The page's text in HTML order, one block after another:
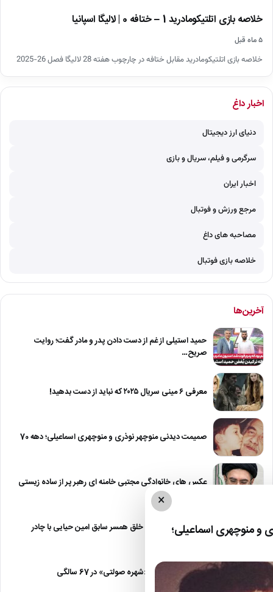
خلاصه بازی اتلتیکومادرید 1 – ختافه 0 | لالیگا اسپانیا
۵ ماه قبل
خلاصه بازی اتلتیکومادرید مقابل ختافه در چارچوب هفته 28 لالیگا فصل 26-2025
اخبار داغ
دنیای ارز دیجیتال
سرگرمی و فیلم، سریال و بازی
اخبار ایران
مرجع ورزش و فوتبال
مصاحبه های داغ
خلاصه بازی فوتبال
آخرین‌ها
حمید استیلی از غم از دست دادن پدر و مادر گفت؛ روایت
صریح…
معرفی ۶ مینی سریال ۲۰۲۵ که نباید از دست بدهید!
صمیمت دیدنی منوچهر نوذری و منوچهری اسماعیلی؛ دهه 70
عکس های خانوادگی مجتبی خامنه ای رهبر پر از ساده زیستی
عکس| نیلوفر خوش خلق همسر سابق امین حیایی با چادر
عکس| تغییر چهره «شهره صولتی» در 67 سالگی
×
منوچهری اسماعیلی؛